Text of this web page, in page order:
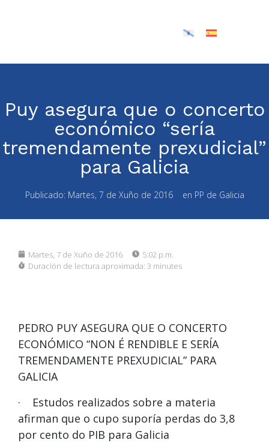
Puy asegura que o concerto
económico “sería
tremendamente prexudicial”
para Galicia
Publicado: Martes, 7 de Xuño de 2016 en PP de Galicia
Martes, 7 de Xuño de 2016
5:02 p.m.
Duración de lectura aproximada: 3 minutes
PEDRO PUY ASEGURA QUE O CONCERTO
ECONÓMICO “NON É RENDIBLE E SERÍA
TREMENDAMENTE PREXUDICIAL” PARA
GALICIA
· Estudos realizados sobre a materia
afirman que o cupo suporía perdas do 3,8
por cento do PIB para Galicia